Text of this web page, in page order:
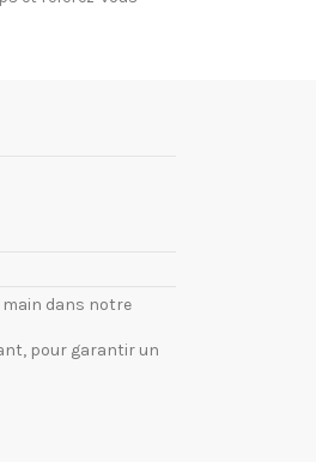
main dans notre
pour garantir un